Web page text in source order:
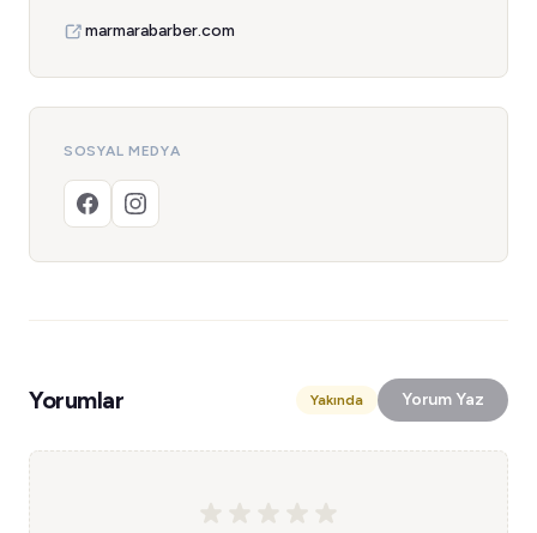
marmarabarber.com
SOSYAL MEDYA
Yorumlar Yakında Yorum Yaz